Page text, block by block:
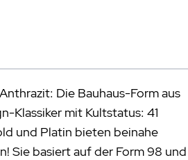
Die Bauhaus-Form aus
Klassiker mit Kultstatus: 41
und Platin bieten beinahe
Sie basiert auf der Form 98 und